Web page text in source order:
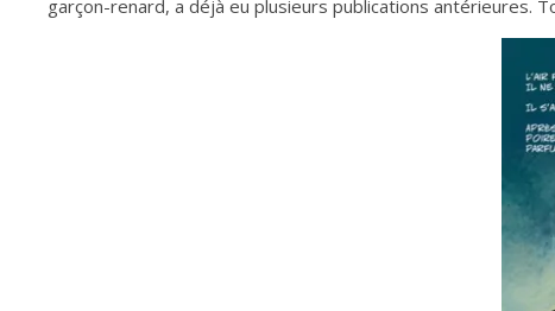
garçon-renard, a déjà eu plusieurs publications antérieures.